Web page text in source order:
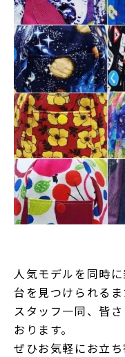
人気モデルを同時
台を見つけられるま
スタッフ一同、皆
おります。
ぜひお気軽にお立ち